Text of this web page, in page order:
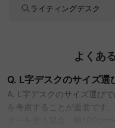
ライティングデスク
よくあ
Q. L字デスクのサイズ選
A. L字デスクのサイズ選び
を考慮することが重要です